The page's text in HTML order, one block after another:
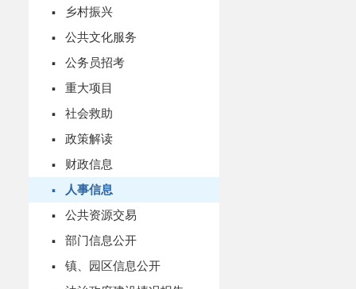
· 乡村振兴
· 公共文化服务
· 公务员招考
· 重大项目
· 社会救助
· 政策解读
· 财政信息
· 人事信息
· 公共资源交易
· 部门信息公开
· 镇、园区信息公开